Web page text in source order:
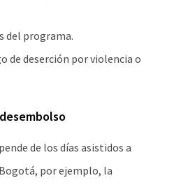
del programa.
de deserción por violencia o
de los días asistidos a
por ejemplo, la